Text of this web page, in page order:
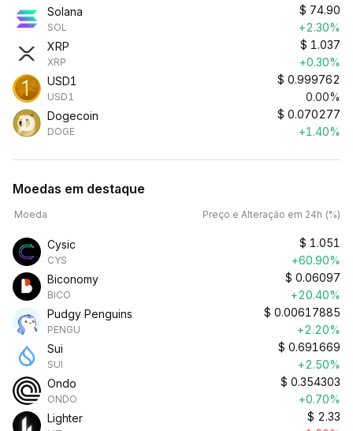
Solana
SOL
$ 74.90
+2.30%
XRP
XRP
$ 1.037
+0.30%
USD1
USD1
$ 0.999762
0.00%
Dogecoin
DOGE
$ 0.070277
+1.40%
Moedas em destaque
Moeda Preço e Alteração em 24h (%)
Cysic
CYS
$ 1.051
+60.90%
Biconomy
BICO
$ 0.06097
+20.40%
Pudgy Penguins
PENGU
$ 0.00617885
+2.20%
Sui
SUI
$ 0.691669
+2.50%
Ondo
ONDO
$ 0.354303
+0.70%
Lighter
$ 2.33